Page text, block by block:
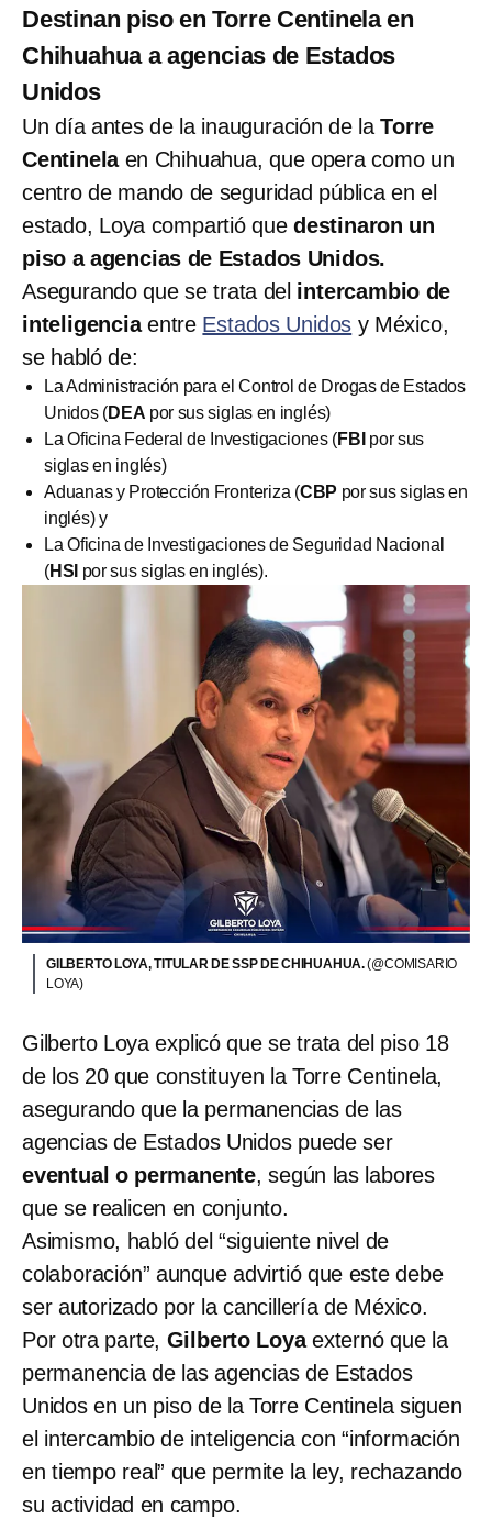
Destinan piso en Torre Centinela en
Chihuahua a agencias de Estados
Unidos
Un día antes de la inauguración de laTorre
Centinelaen Chihuahua, que opera como un
centro de mando de seguridad pública en el
estado, Loya compartió quedestinaron un
piso a agencias de Estados Unidos.
Asegurando que se trata del intercambio de
inteligenciaentre Estados Unidos y México,
se habló de:
La Administración para el Control de Drogas de Estados
Unidos (DEA por sus siglas en inglés)
La Oficina Federal de Investigaciones (FBI por sus
siglas en inglés)
Aduanas y Protección Fronteriza (CBP por sus siglas en
inglés) y
La Oficina de Investigaciones de Seguridad Nacional
(HSI por sus siglas en inglés).
GILBERTO LOYA, TITULAR DE SSP DE CHIHUAHUA.(@COMISARIO
LOYA)
Gilberto Loya explicó que se trata del piso 18
de los 20 que constituyen la Torre Centinela,
asegurando que la permanencias de las
agencias de Estados Unidos puede ser
eventual o permanente, según las labores
que se realicen en conjunto.
Asimismo, habló del “siguiente nivel de
colaboración” aunque advirtió que este debe
ser autorizado por la cancillería de México.
Por otra parte, Gilberto Loyaexternó que la
permanencia de las agencias de Estados
Unidos en un piso de la Torre Centinela siguen
el intercambio de inteligencia con “información
en tiempo real” que permite la ley, rechazando
su actividad en campo.